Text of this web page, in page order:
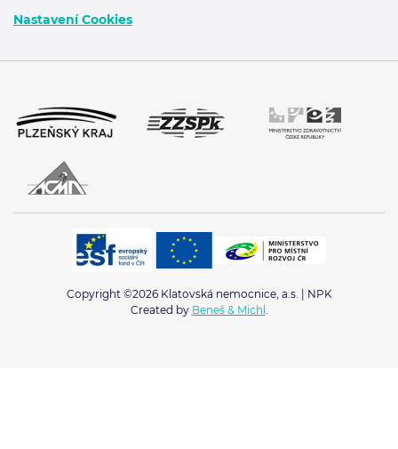
Nastavení Cookies
Copyright ©2026 Klatovská nemocnice, a.s. | NPK
Created by Beneš & Michl .